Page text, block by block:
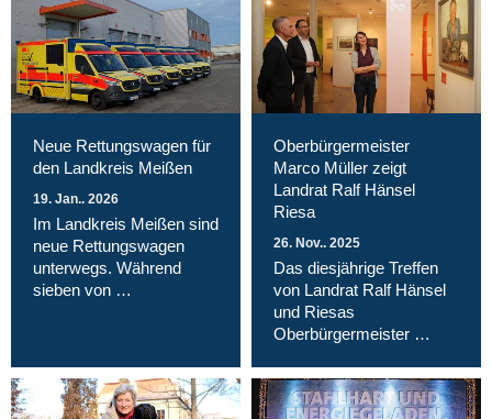
Neue Rettungswagen für
den Landkreis Meißen
19. Jan.. 2026
Im Landkreis Meißen sind
neue Rettungswagen
unterwegs. Während
sieben von …
Oberbürgermeister
Marco Müller zeigt
Landrat Ralf Hänsel
Riesa
26. Nov.. 2025
Das diesjährige Treffen
von Landrat Ralf Hänsel
und Riesas
Oberbürgermeister …